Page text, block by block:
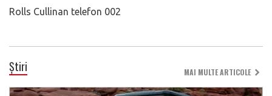
Rolls Cullinan telefon 002
Știri MAI MULTE ARTICOLE